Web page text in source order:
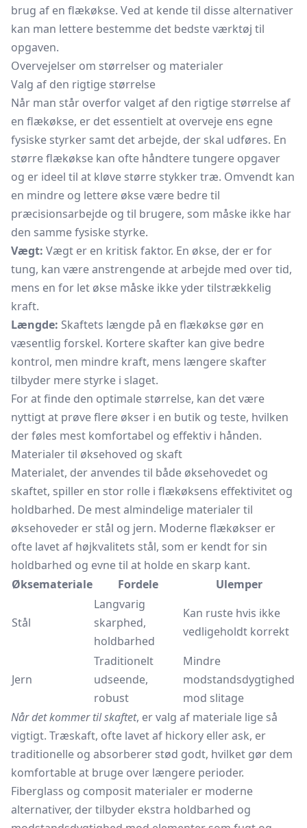
brug af en flækøkse. Ved at kende til disse alternativer
kan man lettere bestemme det bedste værktøj til
opgaven.
Overvejelser om størrelser og materialer
Valg af den rigtige størrelse
Når man står overfor valget af den rigtige størrelse af
en flækøkse, er det essentielt at overveje ens egne
fysiske styrker samt det arbejde, der skal udføres. En
større flækøkse kan ofte håndtere tungere opgaver
og er ideel til at kløve større stykker træ. Omvendt kan
en mindre og lettere økse være bedre til
præcisionsarbejde og til brugere, som måske ikke har
den samme fysiske styrke.
Vægt: Vægt er en kritisk faktor. En økse, der er for
tung, kan være anstrengende at arbejde med over tid,
mens en for let økse måske ikke yder tilstrækkelig
kraft.
Længde: Skaftets længde på en flækøkse gør en
væsentlig forskel. Kortere skafter kan give bedre
kontrol, men mindre kraft, mens længere skafter
tilbyder mere styrke i slaget.
For at finde den optimale størrelse, kan det være
nyttigt at prøve flere økser i en butik og teste, hvilken
der føles mest komfortabel og effektiv i hånden.
Materialer til øksehoved og skaft
Materialet, der anvendes til både øksehovedet og
skaftet, spiller en stor rolle i flækøksens effektivitet og
holdbarhed. De mest almindelige materialer til
øksehoveder er stål og jern. Moderne flækøkser er
ofte lavet af højkvalitets stål, som er kendt for sin
holdbarhed og evne til at holde en skarp kant.
Øksemateriale
Fordele Ulemper
Stål
Langvarig
skarphed,
holdbarhed
Kan ruste hvis ikke
vedligeholdt korrekt
Jern
Traditionelt
udseende,
robust
Mindre
modstandsdygtighed
mod slitage
Når det kommer til skaftet, er valg af materiale lige så
vigtigt. Træskaft, ofte lavet af hickory eller ask, er
traditionelle og absorberer stød godt, hvilket gør dem
komfortable at bruge over længere perioder.
Fiberglass og composit materialer er moderne
alternativer, der tilbyder ekstra holdbarhed og